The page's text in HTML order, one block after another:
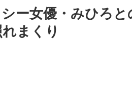
ー女優・みひろと
まくり